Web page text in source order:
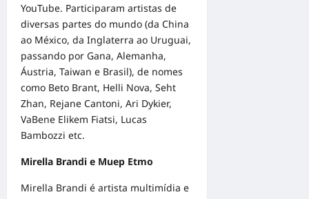
YouTube. Participaram artistas de
diversas partes do mundo (da China
ao México, da Inglaterra ao Uruguai,
passando por Gana, Alemanha,
Áustria, Taiwan e Brasil), de nomes
como Beto Brant, Helli Nova, Seht
Zhan, Rejane Cantoni, Ari Dykier,
VaBene Elikem Fiatsi, Lucas
Bambozzi etc.
Mirella Brandi e Muep Etmo
Mirella Brandi é artista multimídia e